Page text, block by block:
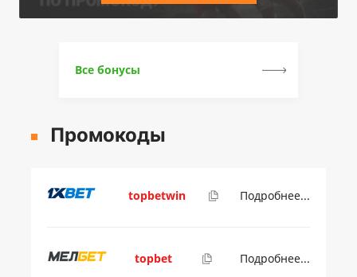
Все бонусы
Промокоды
topbetwin Подробнее...
topbet Подробнее...